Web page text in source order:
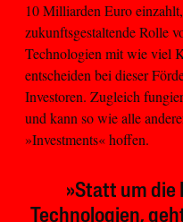
10 Milliarden Euro
zukunftsgestaltende Rolle
Technologien mit wie viel
entscheiden bei dieser
Investoren. Zugleich
und kann so wie alle
»Investments« hoffen.
»Statt um die
Technologien,